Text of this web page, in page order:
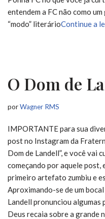
entendem a FC não como
“modo” literárioContinue a
O Dom de
porWagner RMS
IMPORTANTE para sua
post no Instagram da
Dom de Landell”, e você vai
começando por aquele post,
primeiro artefato zumbiu e
Aproximando-se de um
Landell pronunciou
Deus recaia sobre a grande